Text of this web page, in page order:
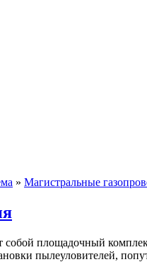
» Магистральные
собой площадочный
пылеуловителей,